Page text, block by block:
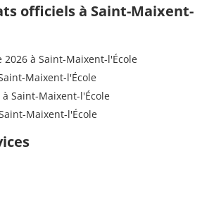
officiels à Saint-Maixent-
à Saint-Maixent-l'École
Maixent-l'École
Saint-Maixent-l'École
Maixent-l'École